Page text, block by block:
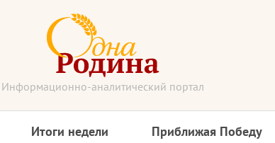
Информационно-аналитический портал
Итоги недели Приближая Победу